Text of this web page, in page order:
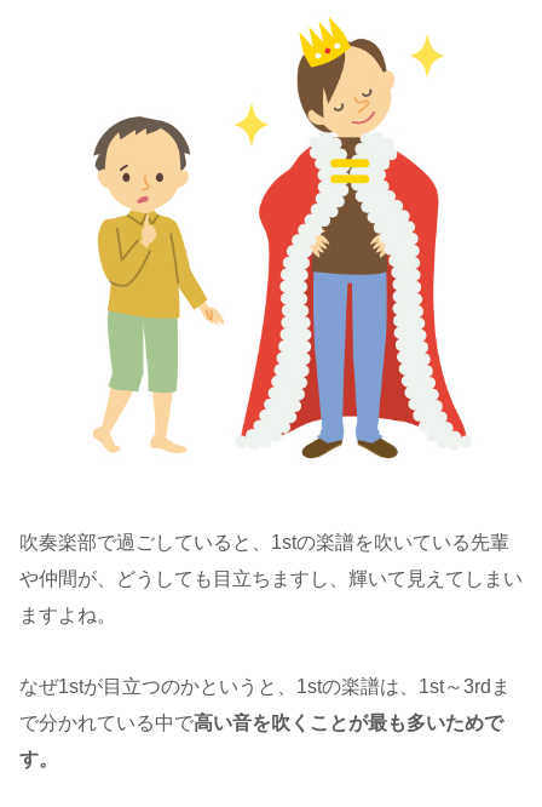
吹奏楽部で過ごしていると、1stの楽譜を吹いている先輩
や仲間が、どうしても目立ちますし、輝いて見えてしまい
ますよね。
なぜ1stが目立つのかというと、1stの楽譜は、1st～3rdま
で分かれている中で高い音を吹くことが最も多いためで
す。